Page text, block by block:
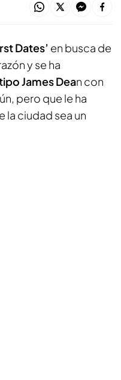
Dates’ en busca de
y se ha
James Dean con
pero que le ha
la ciudad sea un